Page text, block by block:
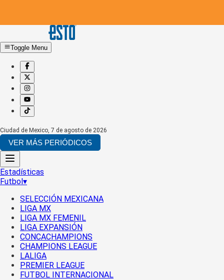
Toggle Menu
Ciudad de Mexico, 7 de agosto de 2026
VER MÁS PERIÓDICOS
Estadísticas
Futbol▾
SELECCIÓN MEXICANA
LIGA MX
LIGA MX FEMENIL
LIGA EXPANSIÓN
CONCACHAMPIONS
CHAMPIONS LEAGUE
LALIGA
PREMIER LEAGUE
FUTBOL INTERNACIONAL